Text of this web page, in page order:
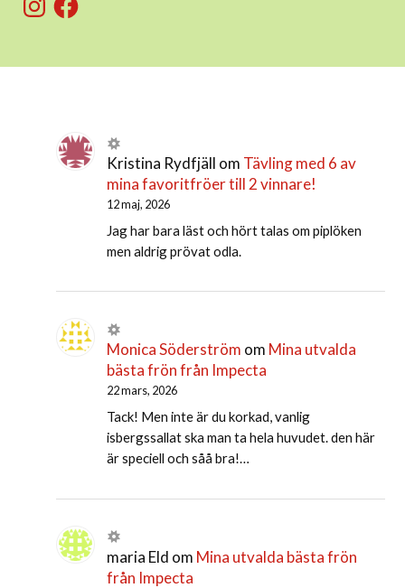
Kristina Rydfjäll om Tävling med 6 av
mina favoritfröer till 2 vinnare!
12 maj, 2026
Jag har bara läst och hört talas om piplöken
men aldrig prövat odla.
Monica Söderström om Mina utvalda
bästa frön från Impecta
22 mars, 2026
Tack! Men inte är du korkad, vanlig
isbergssallat ska man ta hela huvudet. den här
är speciell och såå bra!…
maria Eld om Mina utvalda bästa frön
från Impecta